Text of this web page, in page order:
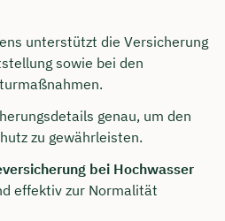
unterstützt die Versicherung
sowie bei den
genau, um den
zu gewährleisten.
bei Hochwasser
effektiv zur Normalität